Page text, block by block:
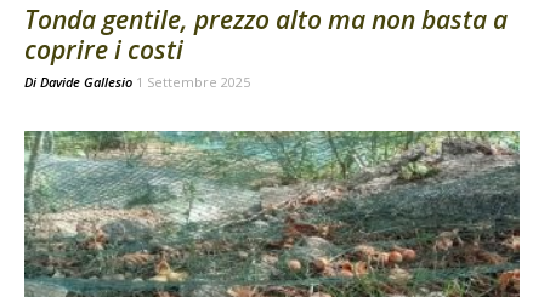
Tonda gentile, prezzo alto ma non basta a
coprire i costi
Di Davide Gallesio 1 Settembre 2025